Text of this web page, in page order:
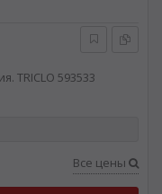
TRICLO 593533
Все цены